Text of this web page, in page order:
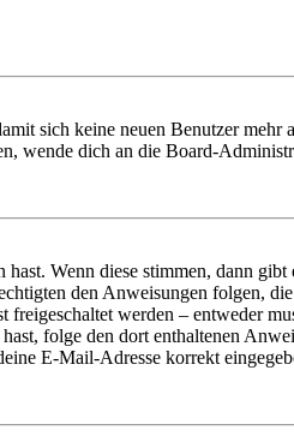
sich keine neuen Benutzer
wende dich an die Board-
Wenn diese stimmen, dann
den Anweisungen folgen,
werden – entweder
folge den dort enthaltenen
E-Mail-Adresse korrekt